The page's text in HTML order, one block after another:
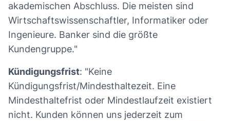
akademischen Abschluss. Die meisten sind
Wirtschaftswissenschaftler, Informatiker oder
Ingenieure. Banker sind die größte
Kundengruppe."
Kündigungsfrist: "Keine
Kündigungsfrist/Mindesthaltezeit. Eine
Mindesthaltefrist oder Mindestlaufzeit existiert
nicht. Kunden können uns jederzeit zum